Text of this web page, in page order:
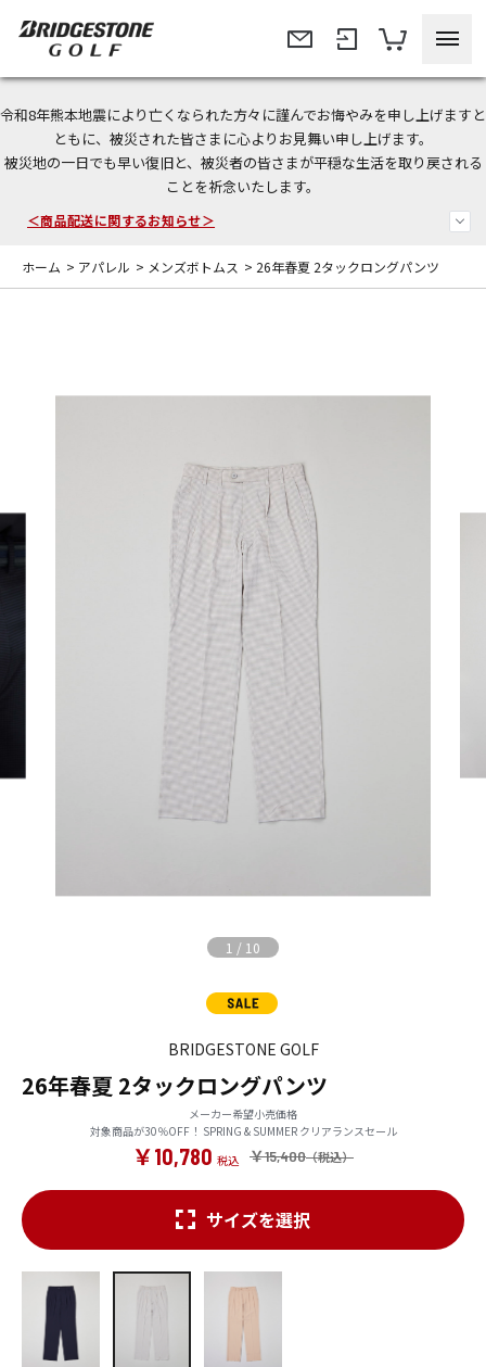
令和8年熊本地震により亡くなられた方々に謹んでお悔やみを申し上げますと
ともに、被災された皆さまに心よりお見舞い申し上げます。
被災地の一日でも早い復旧と、被災者の皆さまが平穏な生活を取り戻される
ことを祈念いたします。
＜夏季休暇中のご注文・発送・お問い合わせ＞
今なら新規会員登録で1,000円OFFクーポンプレゼント！
＜商品配送に関するお知らせ＞
ホーム > アパレル > メンズボトムス > 26年春夏 2タックロングパンツ
1 / 10
BRIDGESTONE GOLF
26年春夏 2タックロングパンツ
メーカー希望小売価格
対象商品が30％OFF！ SPRING & SUMMER クリアランスセール
￥15,400
￥10,780
サイズを選択